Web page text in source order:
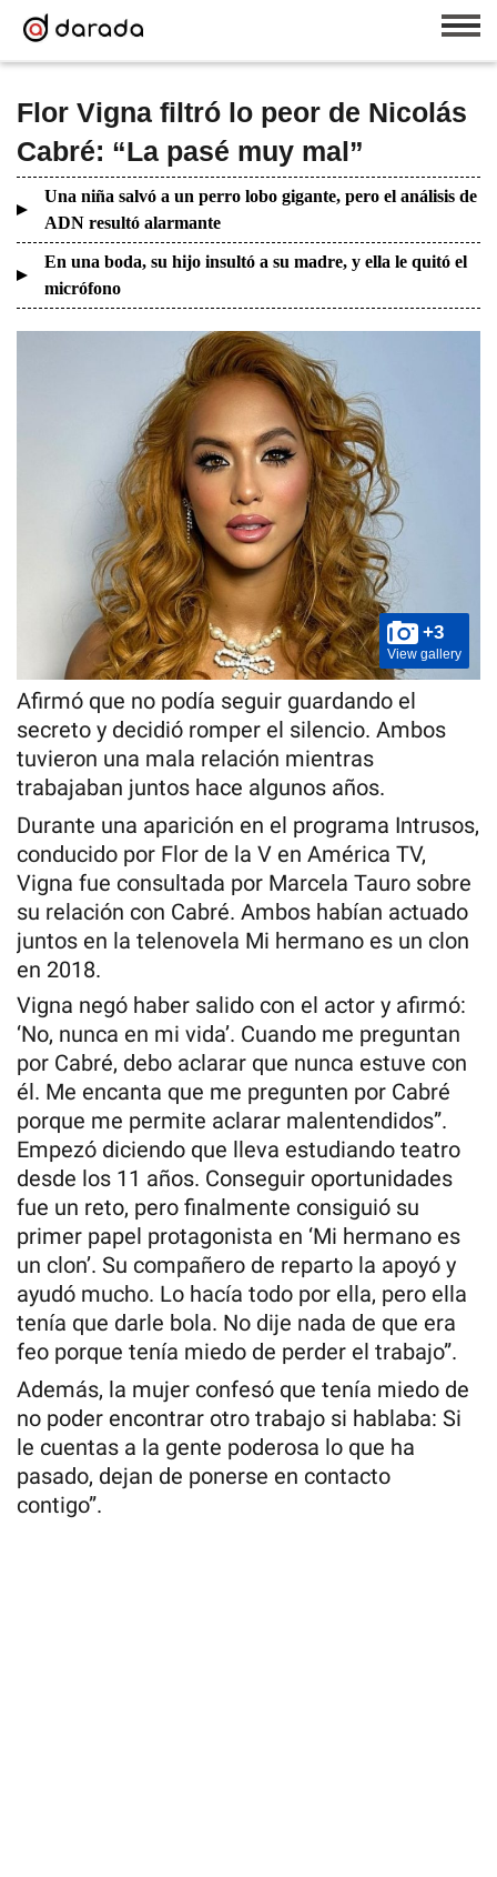
Flor Vigna filtró lo peor de Nicolás
Cabré: “La pasé muy mal”
Una niña salvó a un perro lobo gigante, pero el análisis de
ADN resultó alarmante
En una boda, su hijo insultó a su madre, y ella le quitó el
micrófono
+3
View gallery
Afirmó que no podía seguir guardando el
secreto y decidió romper el silencio. Ambos
tuvieron una mala relación mientras
trabajaban juntos hace algunos años.
Durante una aparición en el programa Intrusos,
conducido por Flor de la V en América TV,
Vigna fue consultada por Marcela Tauro sobre
su relación con Cabré. Ambos habían actuado
juntos en la telenovela Mi hermano es un clon
en 2018.
Vigna negó haber salido con el actor y afirmó:
‘No, nunca en mi vida’. Cuando me preguntan
por Cabré, debo aclarar que nunca estuve con
él. Me encanta que me pregunten por Cabré
porque me permite aclarar malentendidos”.
Empezó diciendo que lleva estudiando teatro
desde los 11 años. Conseguir oportunidades
fue un reto, pero finalmente consiguió su
primer papel protagonista en ‘Mi hermano es
un clon’. Su compañero de reparto la apoyó y
ayudó mucho. Lo hacía todo por ella, pero ella
tenía que darle bola. No dije nada de que era
feo porque tenía miedo de perder el trabajo”.
Además, la mujer confesó que tenía miedo de
no poder encontrar otro trabajo si hablaba: Si
le cuentas a la gente poderosa lo que ha
pasado, dejan de ponerse en contacto
contigo”.